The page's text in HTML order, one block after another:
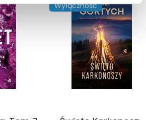
Wyłączność